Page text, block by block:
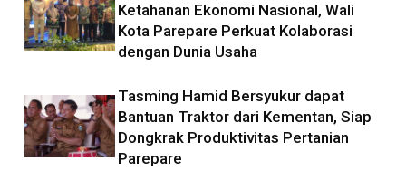
Ketahanan Ekonomi Nasional, Wali
Kota Parepare Perkuat Kolaborasi
dengan Dunia Usaha
Tasming Hamid Bersyukur dapat
Bantuan Traktor dari Kementan, Siap
Dongkrak Produktivitas Pertanian
Parepare